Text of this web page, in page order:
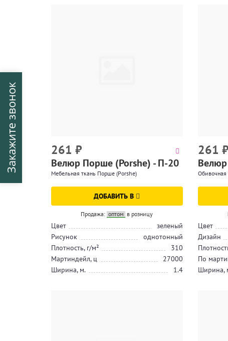
261 ₽
Велюр Порше (Porshe) - П-20
Мебельная ткань Порше (Porshe)
ДОБАВИТЬ В
Продажа: оптом в розницу
Цвет
зеленый
Рисунок
однотонный
Плотность, г/м²
310
Мартиндейл, ц
27000
Ширина, м.
1.4
261 ₽
Обивочная
Цвет
Дизайн
По
Ширина,
Закажите звонок